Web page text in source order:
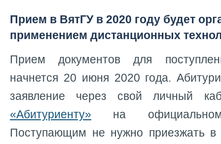
Прием в ВятГУ в 2020 году будет
применением дистанционных
Прием документов для
начнется 20 июня 2020 года.
заявление через свой личный
«Абитуриенту» на
Поступающим не нужно приезжать в